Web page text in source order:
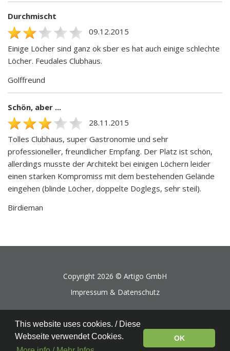
Durchmischt
09.12.2015
Einige Löcher sind ganz ok sber es hat auch einige schlechte
Löcher. Feudales Clubhaus.
Golffreund
Schön, aber ...
28.11.2015
Tolles Clubhaus, super Gastronomie und sehr
professioneller, freundlicher Empfang. Der Platz ist schön,
allerdings musste der Architekt bei einigen Löchern leider
einen starken Kompromiss mit dem bestehenden Gelände
eingehen (blinde Löcher, doppelte Doglegs, sehr steil).
Birdieman
Copyright 2026 © Artigo GmbH
Impressum & Datenschutz
This website uses cookies. / Diese
Webseite verwendet Cookies.
OK